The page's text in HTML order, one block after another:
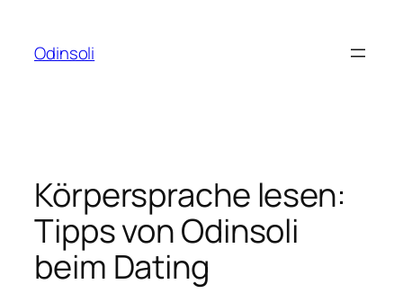
springen
Odinsoli
Körpersprache lesen:
Tipps von Odinsoli
beim Dating